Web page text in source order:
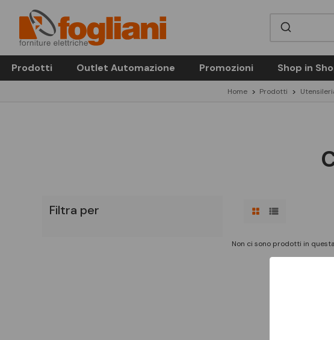
Prodotti Outlet Automazione Promozioni Shop in
Home Prodotti
Filtra per
Non ci sono prodotti in